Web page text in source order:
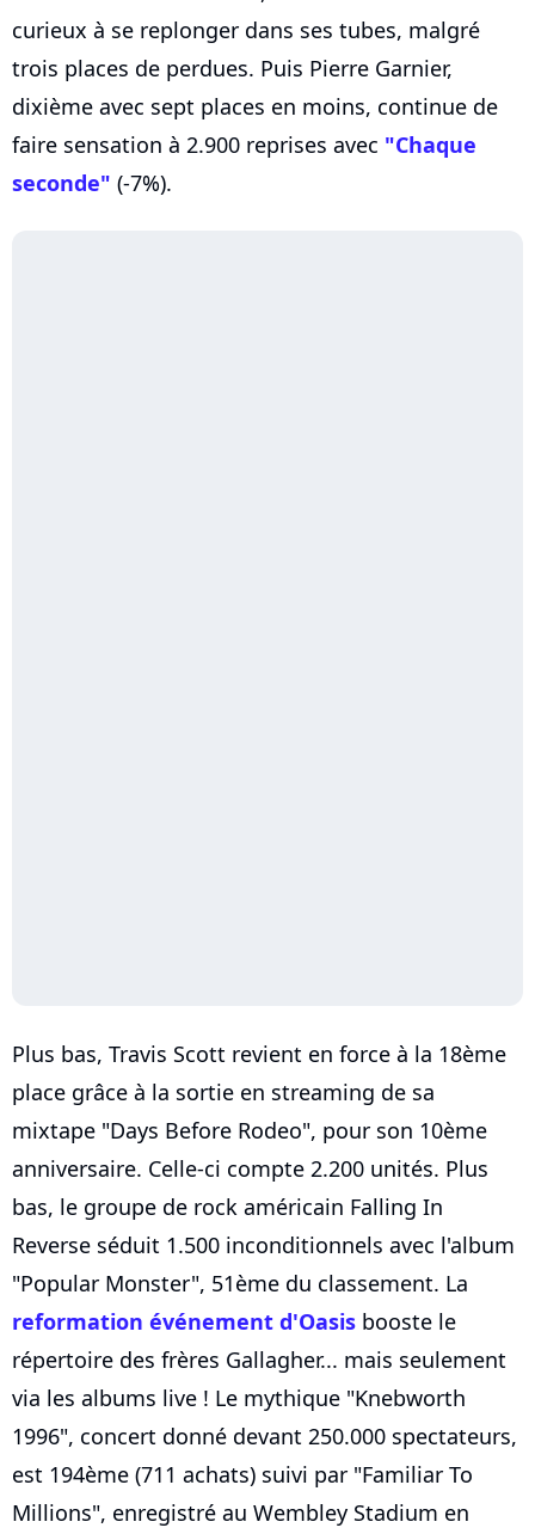
curieux à se replonger dans ses tubes, malgré
trois places de perdues. Puis Pierre Garnier,
dixième avec sept places en moins, continue de
faire sensation à 2.900 reprises avec "Chaque
seconde" (-7%).
Plus bas, Travis Scott revient en force à la 18ème
place grâce à la sortie en streaming de sa
mixtape "Days Before Rodeo", pour son 10ème
anniversaire. Celle-ci compte 2.200 unités. Plus
bas, le groupe de rock américain Falling In
Reverse séduit 1.500 inconditionnels avec l'album
"Popular Monster", 51ème du classement. La
reformation événement d'Oasis booste le
répertoire des frères Gallagher... mais seulement
via les albums live ! Le mythique "Knebworth
1996", concert donné devant 250.000 spectateurs,
est 194ème (711 achats) suivi par "Familiar To
Millions", enregistré au Wembley Stadium en